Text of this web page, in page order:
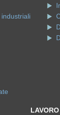
LAVORO